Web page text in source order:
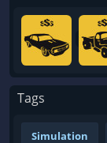
Tags
Simulation